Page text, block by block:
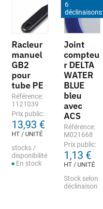
Racleur
manuel
GB2
pour
tube PE
Référence:
1121039
Prix public:
13,93 €
HT / UNITÉ
stocks /
disponibilité
En stock
6
déclinaisons
Joint
compteu
r DELTA
WATER
BLUE
bleu
avec
ACS
Référence:
M021668
Prix public:
1,13 €
HT / UNITÉ
Stock selon
déclinaison